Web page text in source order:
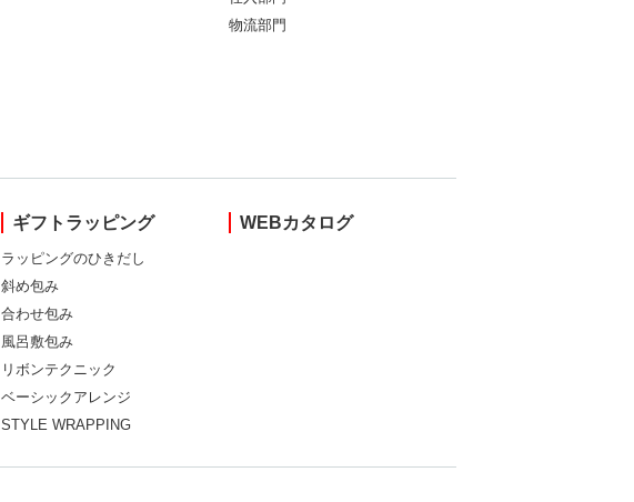
物流部門
ギフトラッピング
ラッピングのひきだし
斜め包み
合わせ包み
風呂敷包み
リボンテクニック
ベーシックアレンジ
STYLE WRAPPING
WEBカタログ